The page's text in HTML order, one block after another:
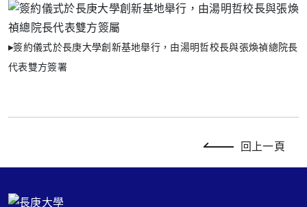
▸簽約儀式於長庚大學創新基地舉行，由湯明哲校長與張煥禎總院長
代表雙方簽署
回上一頁